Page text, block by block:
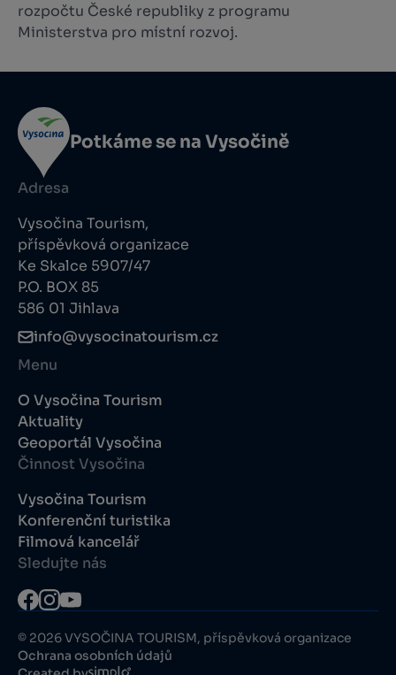
rozpočtu České republiky z programu
Ministerstva pro místní rozvoj.
Potkáme se na Vysočině
Adresa
Vysočina Tourism,
příspěvková organizace
Ke Skalce 5907/47
P.O. BOX 85
586 01 Jihlava
info@vysocinatourism.cz
Menu
O Vysočina Tourism
Aktuality
Geoportál Vysočina
Činnost Vysočina
Vysočina Tourism
Konferenční turistika
Filmová kancelář
Sledujte nás
© 2026 VYSOČINA TOURISM, příspěvková organizace
Ochrana osobních údajů